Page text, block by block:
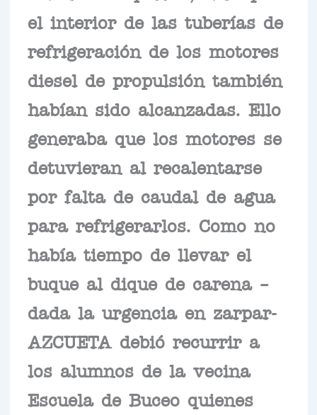
el interior de las tuberías de
refrigeración de los motores
diesel de propulsión también
habían sido alcanzadas. Ello
generaba que los motores se
detuvieran al recalentarse
por falta de caudal de agua
para refrigerarlos. Como no
había tiempo de llevar el
buque al dique de carena –
dada la urgencia en zarpar-
AZCUETA debió recurrir a
los alumnos de la vecina
Escuela de Buceo quienes